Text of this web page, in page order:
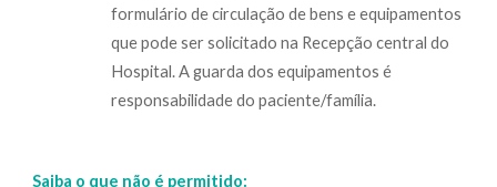
formulário de circulação de bens e equipamentos
que pode ser solicitado na Recepção central do
Hospital. A guarda dos equipamentos é
responsabilidade do paciente/família.
Saiba o que não é permitido: